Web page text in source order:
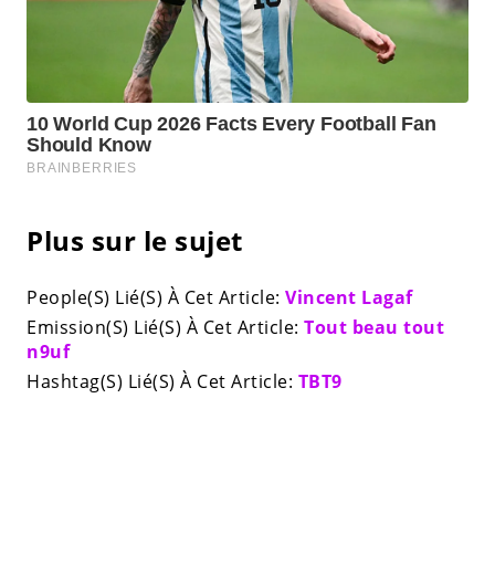
Plus sur le sujet
People(S) Lié(S) À Cet Article: Vincent Lagaf
Emission(S) Lié(S) À Cet Article: Tout beau tout
n9uf
Hashtag(S) Lié(S) À Cet Article: TBT9